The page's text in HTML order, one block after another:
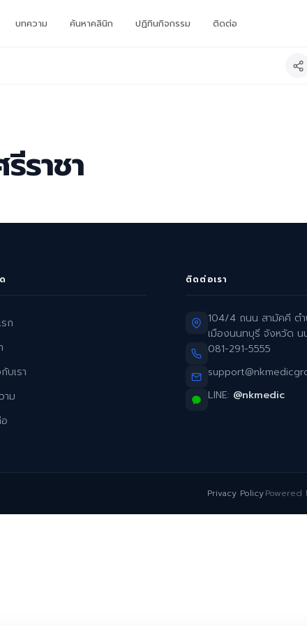
บทความ ค้นหาคลินิก ปฏิทินกิจกรรม ติดต่อ
ราชา
ก
บเรา
าม
ติดต่อเรา
104/4 ถนน สามัคคี ตำ
เมืองนนทบุรี จังหวัด น
081-291-5555
LINE: @nkmedic
Privacy PolicyPowered